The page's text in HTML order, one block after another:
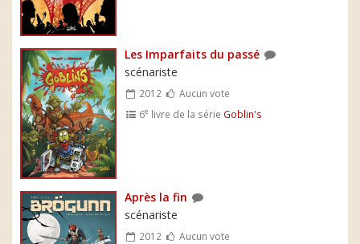
Les Imparfaits du passé
scénariste
2012
Aucun vote
6e livre de la série Goblin's
Après la fin
scénariste
2012
Aucun vote